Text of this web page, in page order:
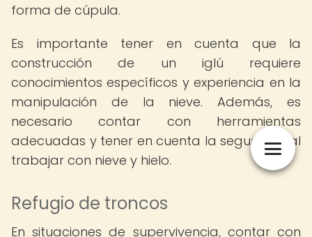
forma de cúpula.
Es importante tener en cuenta que la
construcción de un iglú requiere
conocimientos específicos y experiencia en la
manipulación de la nieve. Además, es
necesario contar con herramientas
adecuadas y tener en cuenta la seguridad al
trabajar con nieve y hielo.
Refugio de troncos
En situaciones de supervivencia, contar con